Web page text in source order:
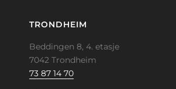
TRONDHEIM
Beddingen 8, 4. etasje
7042 Trondheim
73 87 14 70